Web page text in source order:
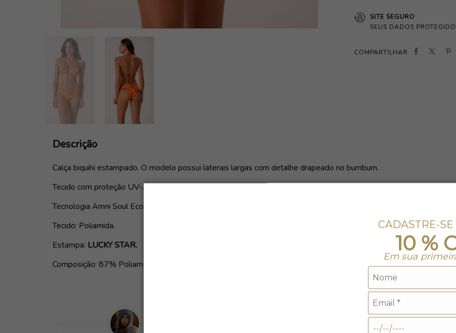
CADASTRE-
10 %
Em sua
SITE SEGURO
SEUS DADOS
COMPARTILHAR
Descrição
Calça biquíni estampado. O modelo possui laterais largas com detalhe drapeado no bumbum.
Tecido com proteção UV-A UV-B fator solar 50+, bloqueia até 97,5%* dos raios UV.
Tecnologia Amni Soul Eco.
Tecido: Poliamida.
Estampa: LUCKY STAR.
Composição: 87% Poliamida e 13% Elastano.